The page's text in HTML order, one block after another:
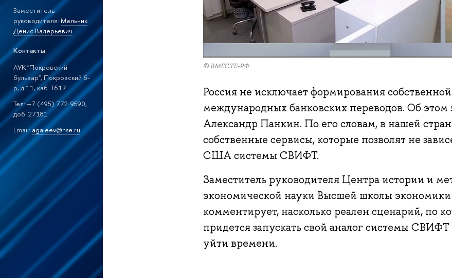
Заместитель
руководителя: Мельник
Денис Валерьевич
Контакты
АУК "Покровский
бульвар", Покровский б-
р, д.11, каб. T617
Тел: +7 (495) 772-9590,
доб. 27181
Email:agaleev@hse.ru
© ВМЕСТЕ-РФ
Россия не исключает формирования
международных банковских переводов. Об
Александр Панкин. По его словам, в нашей
собственные сервисы, которые позволят не
США системы СВИФТ.
Заместитель руководителя Центра истории и
экономической науки Высшей школы
комментирует, насколько реален сценарий, по
придется запускать свой аналог системы
уйти времени.